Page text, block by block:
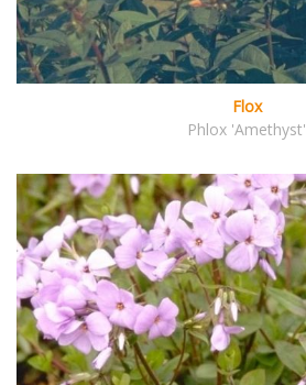
Flox
Phlox 'Amethyst'